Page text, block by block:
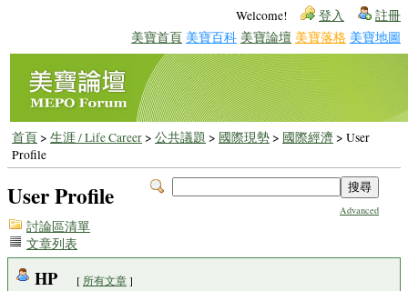
Welcome! 登入 註冊
美寶首頁 美寶百科 美寶論壇 美寶落格 美寶地圖
首頁> 生涯 / Life Career> 公共議題 > 國際現勢> 國際經濟> User
Profile
Advanced
User Profile
討論區清單
文章列表
HP [ 所有文章]